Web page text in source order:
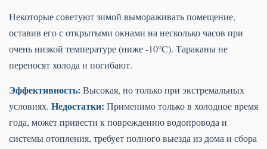
Некоторые советуют зимой вымораживать помещение,
оставив его с открытыми окнами на несколько часов при
очень низкой температуре (ниже -10°C). Тараканы не
переносят холода и погибают.
Эффективность: Высокая, но только при экстремальных
условиях. Недостатки: Применимо только в холодное время
года, может привести к повреждению водопровода и
системы отопления, требует полного выезда из дома и сбора